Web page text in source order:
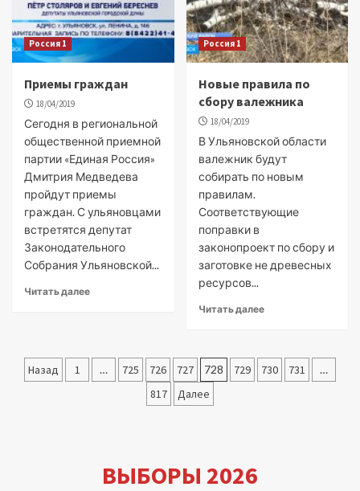
Россия 1
Приемы граждан
18/04/2019
Сегодня в региональной
общественной приемной
партии «Единая Россия»
Дмитрия Медведева
пройдут приемы
граждан. С ульяновцами
встретятся депутат
Законодательного
Собрания Ульяновской...
Читать далее
Россия 1
Новые правила по
сбору валежника
18/04/2019
В Ульяновской области
валежник будут
собирать по новым
правилам.
Соответствующие
поправки в
законопроект по сбору и
заготовке не древесных
ресурсов...
Читать далее
Пагинация
Назад 1 … 725 726 727 728 729 730 731 …
817 Далее
ВЫБОРЫ 2026